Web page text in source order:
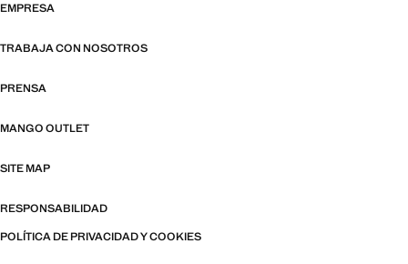
EMPRESA
TRABAJA CON NOSOTROS
PRENSA
MANGO OUTLET
SITE MAP
RESPONSABILIDAD
POLÍTICA DE PRIVACIDAD Y COOKIES